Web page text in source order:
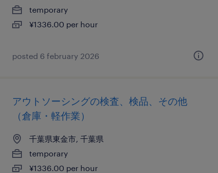
temporary
¥1336.00 per hour
posted 6 february 2026
アウトソーシングの検査、検品、その他
（倉庫・軽作業）
千葉県東金市, 千葉県
temporary
¥1336.00 per hour